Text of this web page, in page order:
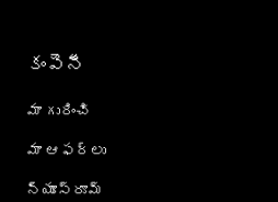
కంపెనీ
మా గురించి
మా ఆఫర్లు
న్యూస్‌రూమ్